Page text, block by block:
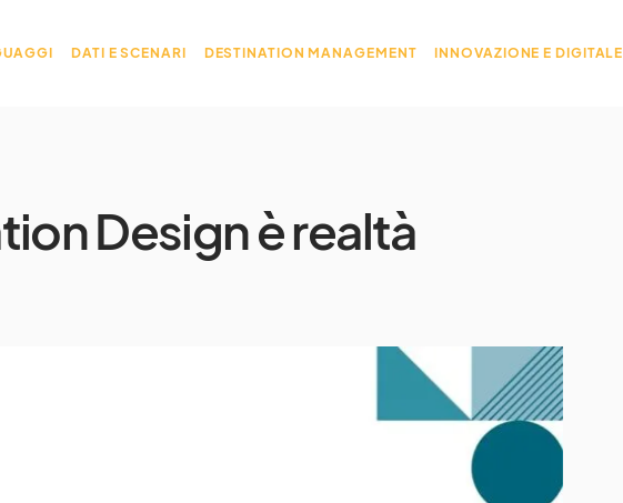
DATI E SCENARI DESTINATION MANAGEMENT INNOVAZIONE E DIGITALE
Design è realtà